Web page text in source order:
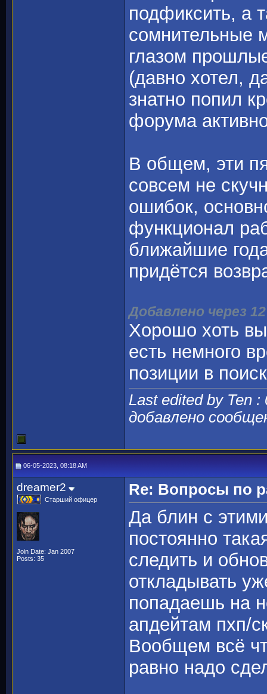
подфиксить, а
сомнительные
глазом
(давно хотел,
знатно попил
форума
В общем, эти
совсем не
ошибок,
функционал
ближайшие
придётся
Добавлено через
Хорошо хоть
есть немного
позиции в
Last edited by Ten
добавлено
06-05-2023, 08:18 AM
dreamer2
Старший офицер
Join Date: Jan 2007
Posts: 35
Re: Вопросы по
Да блин с
постоянно
следить и
откладывать
попадаешь на
апдейтам пхп/
Вообщем всё
равно надо